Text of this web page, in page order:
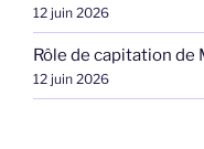
12 juin 2026
Rôle de capitation de
12 juin 2026